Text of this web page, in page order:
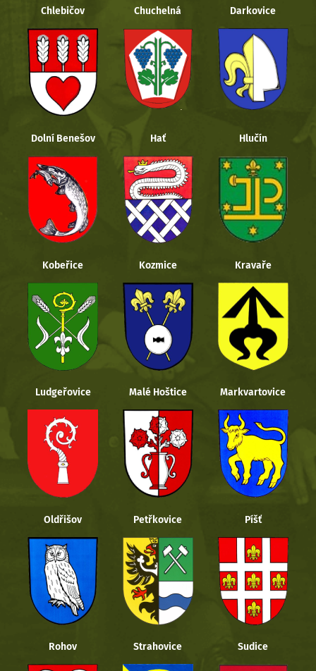
Chlebičov Chuchelná Darkovice
Dolní Benešov Hať Hlučín
Kobeřice Kozmice Kravaře
Ludgeřovice Malé Hoštice Markvartovice
Oldřišov Petřkovice Píšť
Rohov Strahovice Sudice